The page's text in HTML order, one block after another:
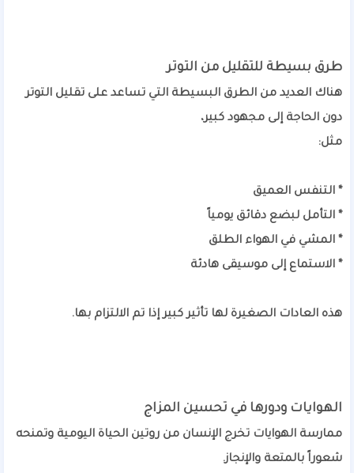
طرق بسيطة للتقليل من التوتر
هناك العديد من الطرق البسيطة التي تساعد على تقليل التوتر
دون الحاجة إلى مجهود كبير،
مثل:
* التنفس العميق
* التأمل لبضع دقائق يومياً
* المشي في الهواء الطلق
* الاستماع إلى موسيقى هادئة
هذه العادات الصغيرة لها تأثير كبير إذا تم الالتزام بها.
الهوايات ودورها في تحسين المزاج
ممارسة الهوايات تخرج الإنسان من روتين الحياة اليومية وتمنحه
شعوراً بالمتعة والإنجاز.